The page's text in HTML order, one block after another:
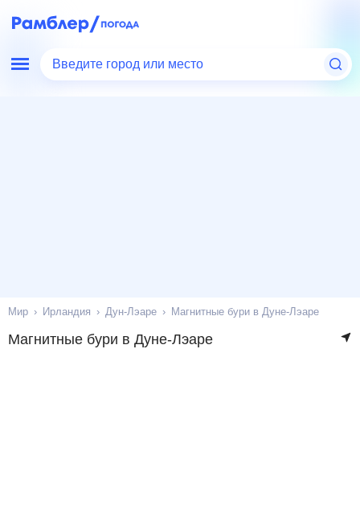
Введите город или место
Мир Ирландия Дун-Лэаре Магнитные бури в Дуне-Лэаре
Магнитные бури в Дуне-Лэаре